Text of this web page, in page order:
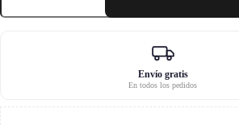
mujer
Envío gratis
En todos los pedidos